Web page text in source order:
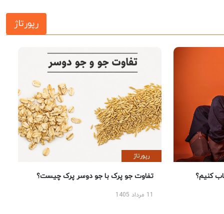
رپورتاژ
کنیم؟
رپورتاژ
تفاوت جو پرک با جو دوسر پرک چیست؟